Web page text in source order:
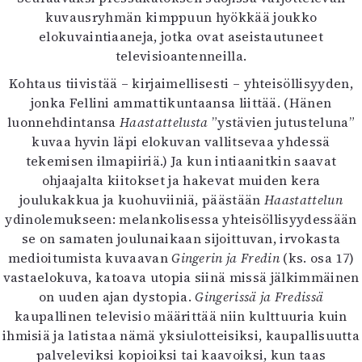
kuvausryhmän kimppuun hyökkää joukko
elokuvaintiaaneja, jotka ovat aseistautuneet
televisioantenneilla.
Kohtaus tiivistää – kirjaimellisesti – yhteisöllisyyden,
jonka Fellini ammattikuntaansa liittää. (Hänen
luonnehdintansaHaastattelusta ”ystävien jutusteluna”
kuvaa hyvin läpi elokuvan vallitsevaa yhdessä
tekemisen ilmapiiriä.) Ja kun intiaanitkin saavat
ohjaajalta kiitokset ja hakevat muiden kera
joulukakkua ja kuohuviiniä, päästään Haastattelun
ydinolemukseen: melankolisessa yhteisöllisyydessään
se on samaten joulunaikaan sijoittuvan, irvokasta
medioitumista kuvaavanGingerin ja Fredin(ks. osa 17)
vastaelokuva, katoava utopia siinä missä jälkimmäinen
on uuden ajan dystopia.Gingerissä ja Fredissä
kaupallinen televisio määrittää niin kulttuuria kuin
ihmisiä ja latistaa nämä yksiulotteisiksi, kaupallisuutta
palveleviksi kopioiksi tai kaavoiksi, kun taas